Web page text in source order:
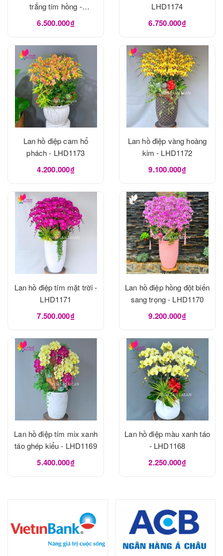
trắng tím hồng -
LHD1175
6.500.000₫
LHD1174
6.750.000₫
Lan hồ điệp cam hổ
phách - LHD1173
4.200.000₫
Lan hồ điệp vàng hoàng
kim - LHD1172
9.100.000₫
Lan hồ điệp tím mặt trời -
LHD1171
7.500.000₫
Lan hồ điệp hồng đột biến
sang trọng - LHD1170
9.200.000₫
Lan hồ điệp tím mix xanh
táo ghép kiểu - LHD1169
5.400.000₫
Lan hồ điệp màu xanh táo
- LHD1168
2.250.000₫